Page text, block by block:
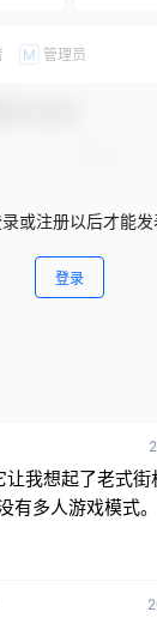
M 管理员
或注册以后才能
登录
让我想起了老式
有多人游戏模式。